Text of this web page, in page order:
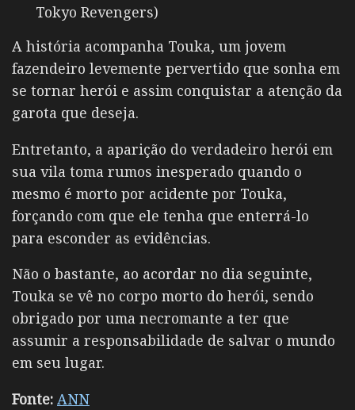
Tokyo Revengers)
A história acompanha Touka, um jovem
fazendeiro levemente pervertido que sonha em
se tornar herói e assim conquistar a atenção da
garota que deseja.
Entretanto, a aparição do verdadeiro herói em
sua vila toma rumos inesperado quando o
mesmo é morto por acidente por Touka,
forçando com que ele tenha que enterrá-lo
para esconder as evidências.
Não o bastante, ao acordar no dia seguinte,
Touka se vê no corpo morto do herói, sendo
obrigado por uma necromante a ter que
assumir a responsabilidade de salvar o mundo
em seu lugar.
Fonte: ANN